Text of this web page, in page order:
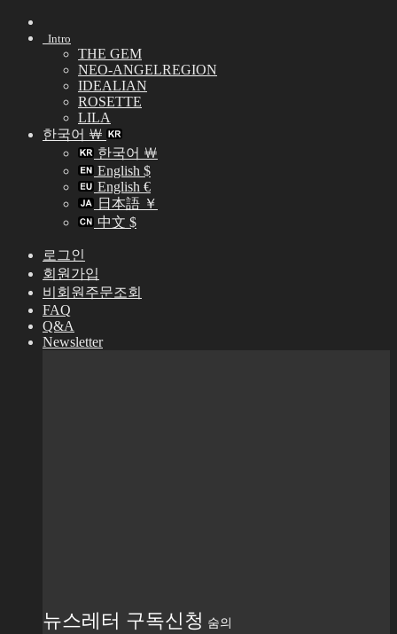
Skip
Intro
THE GEM
NEO-ANGELREGION
IDEALIAN
ROSETTE
LILA
한국어 ￦
한국어 ￦
English $
English €
日本語 ￥
中文 $
로그인
회원가입
비회원주문조회
FAQ
Q&A
Newsletter
뉴스레터 구독신청 숨의